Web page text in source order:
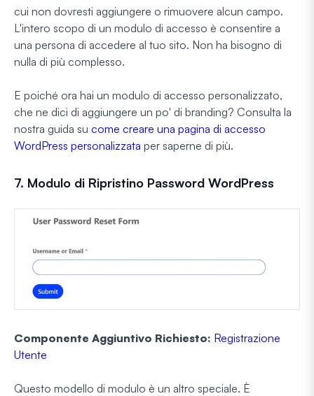
cui non dovresti aggiungere o rimuovere alcun campo.
L'intero scopo di un modulo di accesso è consentire a
una persona di accedere al tuo sito. Non ha bisogno di
nulla di più complesso.
E poiché ora hai un modulo di accesso personalizzato,
che ne dici di aggiungere un po' di branding? Consulta la
nostra guida su come creare una pagina di accesso
WordPress personalizzata per saperne di più.
7. Modulo di Ripristino Password WordPress
Componente Aggiuntivo Richiesto: Registrazione
Utente
Questo modello di modulo è un altro speciale. È